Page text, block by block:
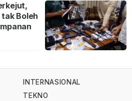
Boleh
INTERNASIONAL
TEKNO